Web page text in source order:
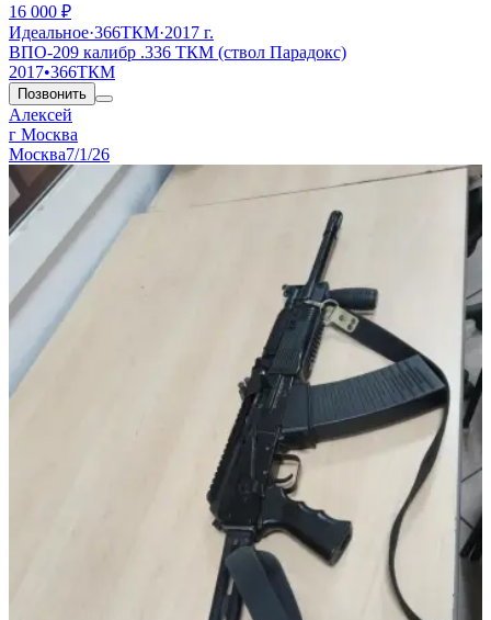
16 000 ₽
Идеальное·366ТКМ·2017 г.
ВПО-209 калибр .336 ТКМ (ствол Парадокс)
2017•366ТКМ
Позвонить
Алексей
г Москва
Москва7/1/26